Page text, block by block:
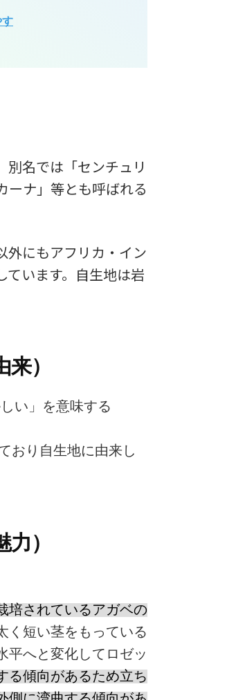
す
名では「センチュリ
ナ」等とも呼ばれる
外にもアフリカ・イン
ています。自生地は岩
）
い」を意味する
おり自生地に由来し
）
培されているアガベの
く短い茎をもっている
平へと変化してロゼッ
る傾向があるため立ち